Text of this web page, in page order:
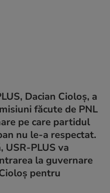
Dacian Cioloș, a
făcute de PNL
pe care partidul
nu le-a respectat.
USR-PLUS va
la guvernare
pentru